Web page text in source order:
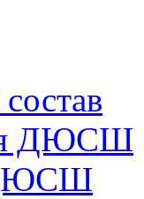
ДЮСШ